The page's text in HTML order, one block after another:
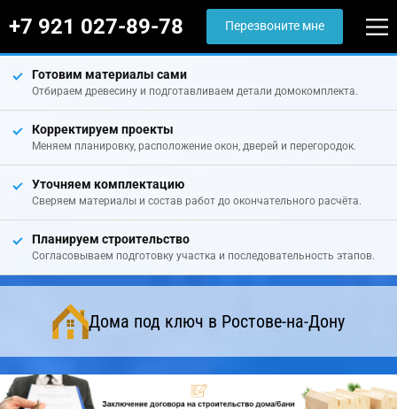
+7 921 027-89-78 Перезвоните мне
Готовим материалы сами
Отбираем древесину и подготавливаем детали домокомплекта.
Корректируем проекты
Меняем планировку, расположение окон, дверей и перегородок.
Уточняем комплектацию
Сверяем материалы и состав работ до окончательного расчёта.
Планируем строительство
Согласовываем подготовку участка и последовательность этапов.
Дома под ключ в Ростове-на-Дону